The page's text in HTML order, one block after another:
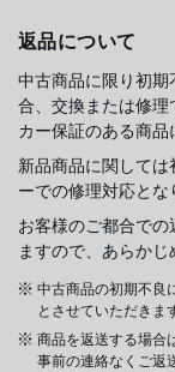
返品について
中古商品に限り初
合、交換または修
カー保証のある商品
新品商品に関して
ーでの修理対応とな
お客様のご都合で
ますので、あらかじ
中古商品の初期不良
とさせていただきま
商品を返送する場合
事前の連絡なくご返